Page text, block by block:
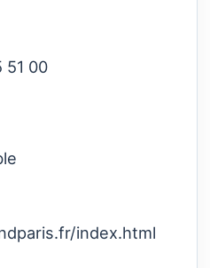
51 00
index.html